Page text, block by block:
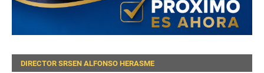
DIRECTOR SRSEN ALFONSO HERASME